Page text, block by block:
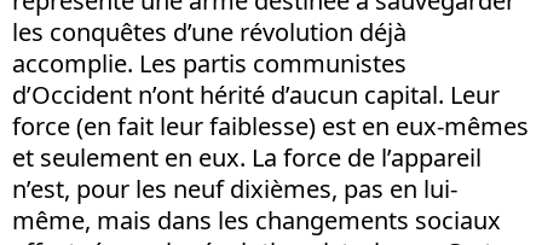
les conquêtes d’une révolution déjà
accomplie. Les partis communistes
d’Occident n’ont hérité d’aucun capital. Leur
force (en fait leur faiblesse) est en eux-mêmes
et seulement en eux. La force de l’appareil
n’est, pour les neuf dixièmes, pas en lui-
même, mais dans les changements sociaux